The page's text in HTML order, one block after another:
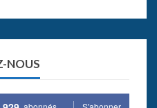
NOUS